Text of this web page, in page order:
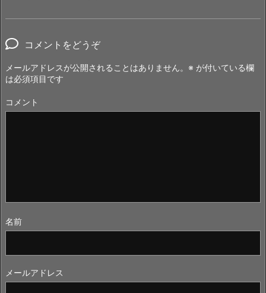
コメントをどうぞ
メールアドレスが公開されることはありません。 ※ が付いている欄
は必須項目です
コメント
名前
メールアドレス